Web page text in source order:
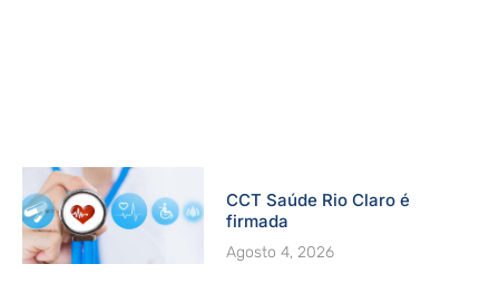
CCT Saúde Rio Claro é
firmada
Agosto 4, 2026